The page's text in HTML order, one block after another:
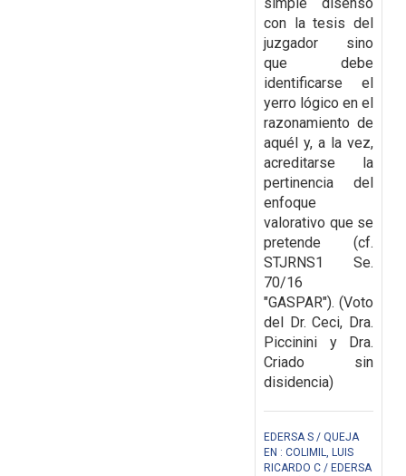
con la tesis del
juzgador sino
que debe
identificarse el
yerro lógico en el
razonamiento de
aquél y, a la vez,
acreditarse la
pertinencia del
enfoque
valorativo que se
pretende (cf.
STJRNS1 Se.
70/16
"GASPAR"). (Voto
del Dr. Ceci, Dra.
Piccinini y Dra.
Criado sin
disidencia)
EDERSA S / QUEJA
EN : COLIMIL, LUIS
RICARDO C / EDERSA